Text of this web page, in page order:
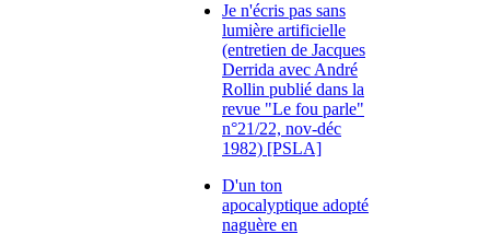
Je n'écris pas sans
lumière artificielle
(entretien de Jacques
Derrida avec André
Rollin publié dans la
revue "Le fou parle"
n°21/22, nov-déc
1982) [PSLA]
D'un ton
apocalyptique adopté
naguère en